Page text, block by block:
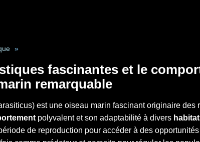
»
fascinantes et le
remarquable
est une oiseau marin fascinant originaire
polyvalent et son adaptabilité à divers
de reproduction pour accéder à des